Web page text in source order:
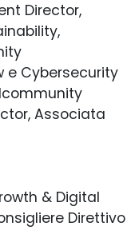
Director,
e Cybersecurity
Associata
& Digital
Direttivo